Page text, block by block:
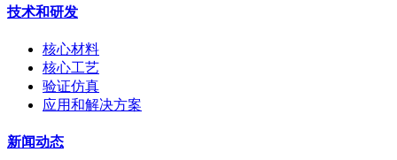
技术和研发
核心材料
核心工艺
验证仿真
应用和解决方案
新闻动态